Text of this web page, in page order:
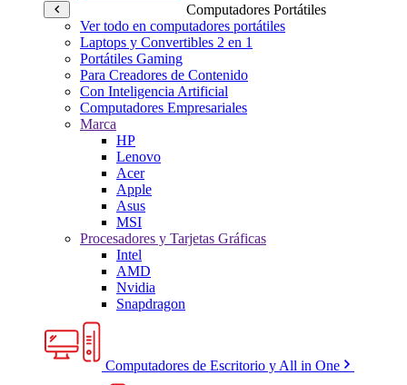
Computadores Portátiles
Ver todo en computadores portátiles
Laptops y Convertibles 2 en 1
Portátiles Gaming
Para Creadores de Contenido
Con Inteligencia Artificial
Computadores Empresariales
Marca
HP
Lenovo
Acer
Apple
Asus
MSI
Procesadores y Tarjetas Gráficas
Intel
AMD
Nvidia
Snapdragon
Computadores de Escritorio y All in One